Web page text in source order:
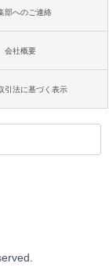
部へのご連絡
会社概要
引法に基づく表示